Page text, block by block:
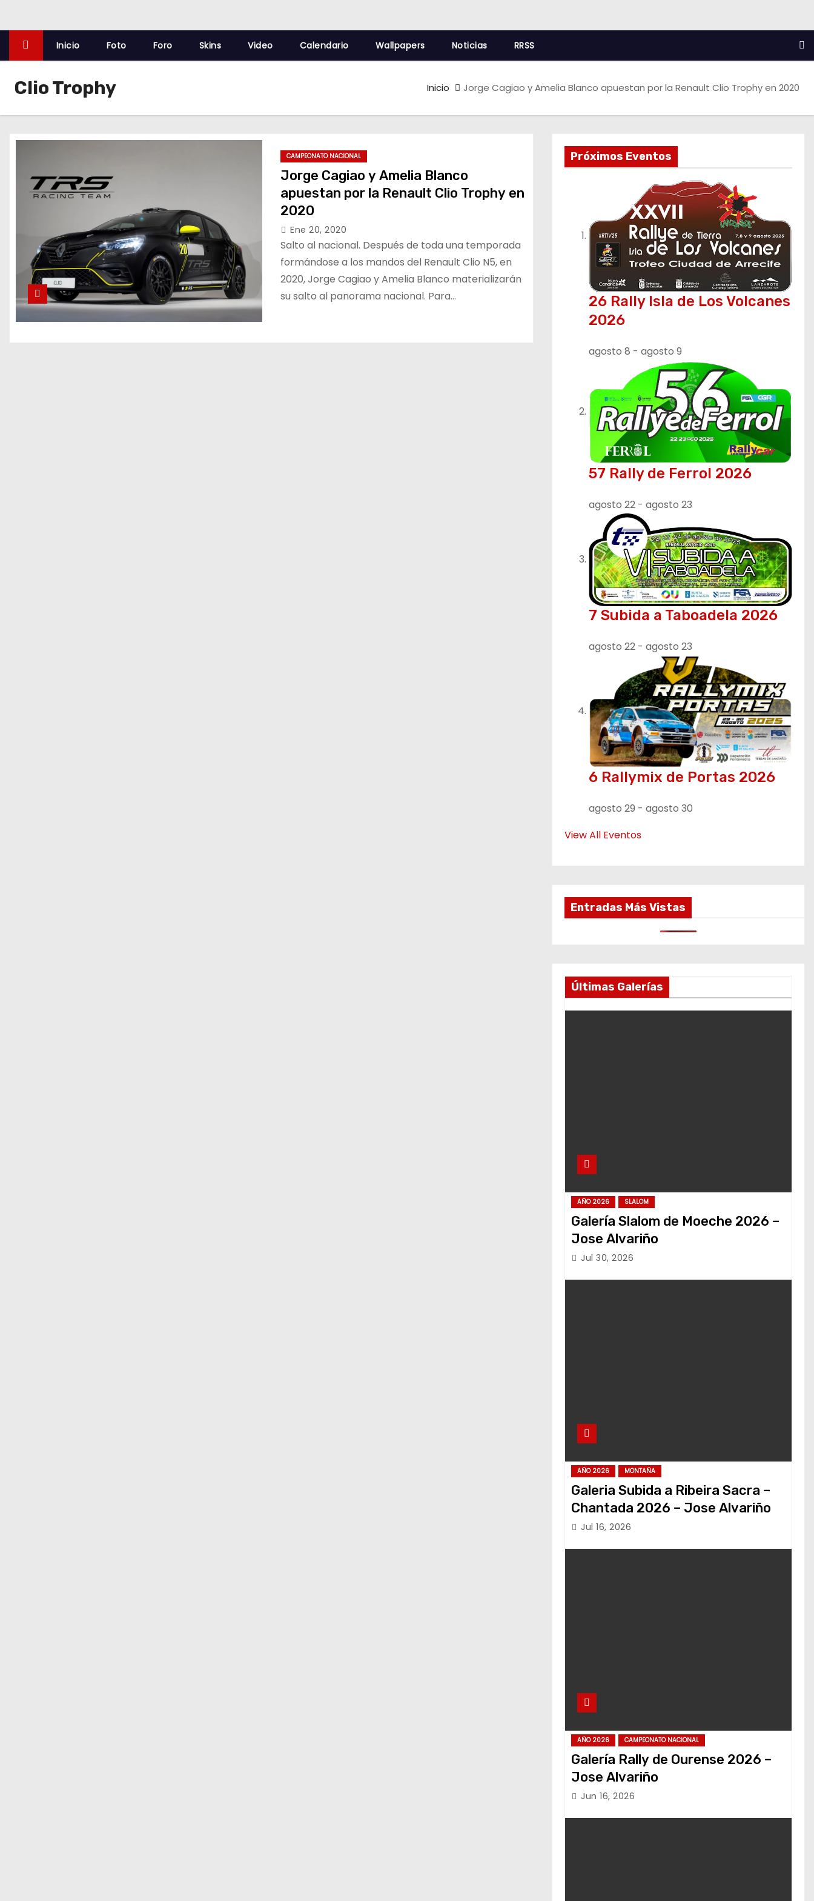
Inicio Foto Foro Skins Video Calendario Wallpapers Noticias RRSS
Clio Trophy Inicio Jorge Cagiao y Amelia Blanco apuestan por la Renault Clio Trophy en 2020
CAMPEONATO NACIONAL
Jorge Cagiao y Amelia Blanco
apuestan por la Renault Clio Trophy en
2020
Ene 20, 2020
Salto al nacional. Después de toda una temporada
formándose a los mandos del Renault Clio N5, en
2020, Jorge Cagiao y Amelia Blanco materializarán
su salto al panorama nacional. Para…
Próximos Eventos
26 Rally Isla de Los Volcanes
2026
agosto 8 - agosto 9
57 Rally de Ferrol 2026
agosto 22 - agosto 23
7 Subida a Taboadela 2026
agosto 22 - agosto 23
6 Rallymix de Portas 2026
agosto 29 - agosto 30
View All Eventos
Entradas Más Vistas
Últimas Galerías
AÑO 2026 SLALOM
Galería Slalom de Moeche 2026 –
Jose Alvariño
Jul 30, 2026
AÑO 2026 MONTAÑA
Galeria Subida a Ribeira Sacra –
Chantada 2026 – Jose Alvariño
Jul 16, 2026
AÑO 2026 CAMPEONATO NACIONAL
Galería Rally de Ourense 2026 –
Jose Alvariño
Jun 16, 2026